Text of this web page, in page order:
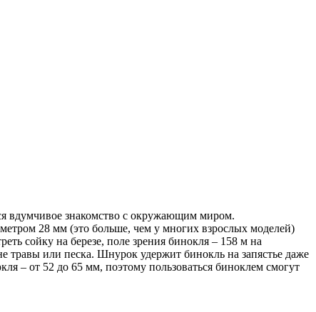
вдумчивое знакомство с окружающим миром.
28 мм (это больше, чем у многих взрослых моделей)
сойку на березе, поле зрения бинокля – 158 м на
травы или песка. Шнурок удержит бинокль на запястье даже
– от 52 до 65 мм, поэтому пользоваться биноклем смогут